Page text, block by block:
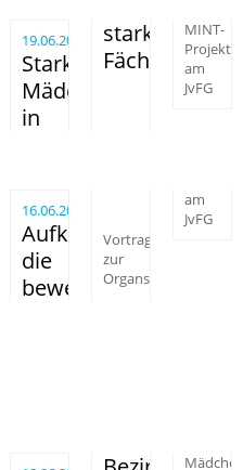
19.06.2025
Starke
Mädchen
in
starken
Fächern
MINT-
Projekttag
am
JvFG
16.06.2025
Aufklärung,
die
bewegt
Vortrag
zur
Organspende
am
JvFG
Mädchen